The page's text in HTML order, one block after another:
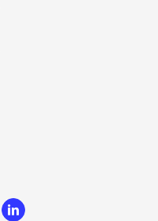
LinkedIn